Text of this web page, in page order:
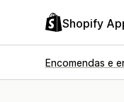
Shopify
Encomendas e